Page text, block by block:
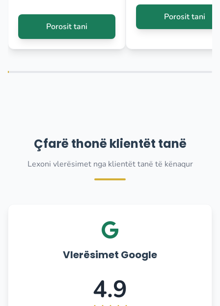
Porosit tani
Porosit tani
Çfarë thonë klientët tanë
Lexoni vlerësimet nga klientët tanë të kënaqur
Vlerësimet Google
4.9